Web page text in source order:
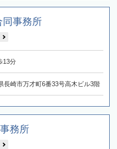
同事務所
13分
長崎市万才町6番33号高木ビル3階
務所